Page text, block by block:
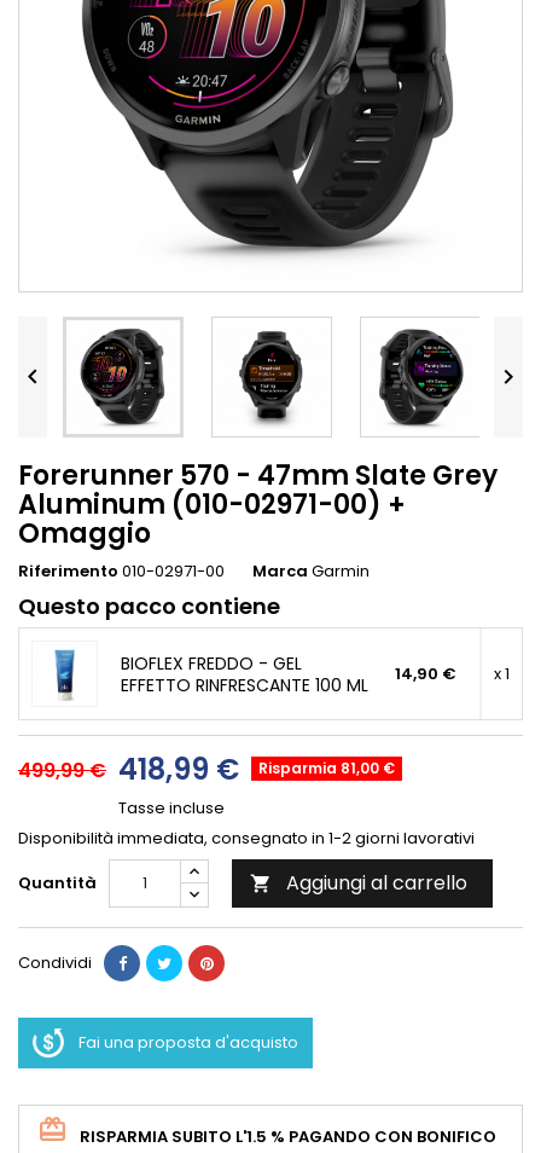
 
Forerunner 570 - 47mm Slate Grey
Aluminum (010-02971-00) +
Omaggio
Riferimento 010-02971-00 Marca Garmin
Questo pacco contiene
BIOFLEX FREDDO - GEL
EFFETTO RINFRESCANTE 100 ML
14,90 € x 1
499,99 € 418,99 € Risparmia 81,00 €
Tasse incluse
Disponibilità immediata, consegnato in 1-2 giorni lavorativi
Quantità
 Aggiungi al carrello
Condividi
Fai una proposta d'acquisto
RISPARMIA SUBITO L'1.5 % PAGANDO CON BONIFICO